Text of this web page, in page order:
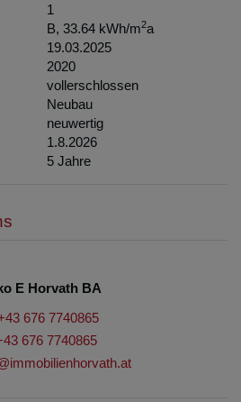
1
B, 33.64 kWh/m2a
19.03.2025
2020
vollerschlossen
Neubau
neuwertig
1.8.2026
5 Jahre
E Horvath BA
676 7740865
676 7740865